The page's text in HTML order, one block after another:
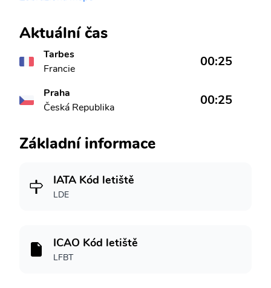
Aktuální čas
Tarbes
Francie
00:25
Praha
Česká Republika
00:25
Základní informace
IATA Kód letiště
LDE
ICAO Kód letiště
LFBT